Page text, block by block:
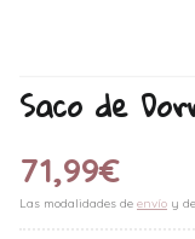
Saco de
71,99€
Las modalidades de envío y de